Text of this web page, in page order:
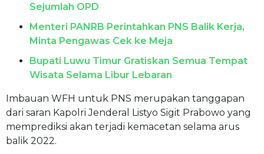
Sejumlah OPD
Menteri PANRB Perintahkan PNS Balik Kerja,
Minta Pengawas Cek ke Meja
Bupati Luwu Timur Gratiskan Semua Tempat
Wisata Selama Libur Lebaran
Imbauan WFH untuk PNS merupakan tanggapan
dari saran Kapolri Jenderal Listyo Sigit Prabowo yang
memprediksi akan terjadi kemacetan selama arus
balik 2022.